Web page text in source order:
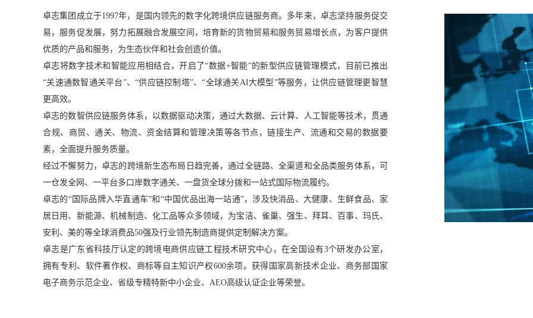
卓志集团成立于1997年，是国内领先的数字化跨境供应链服务商。多年来，卓志坚持服务促交
易，服务促发展，努力拓展融合发展空间，培育新的货物贸易和服务贸易增长点，为客户提供
优质的产品和服务，为生态伙伴和社会创造价值。
卓志将数字技术和智能应用相结合，开启了“数据+智能”的新型供应链管理模式，目前已推出
“关速通数智通关平台”、“供应链控制塔”、“全球通关AI大模型”等服务，让供应链管理更智慧
更高效。
卓志的数智供应链服务体系，以数据驱动决策，通过大数据、云计算、人工智能等技术，贯通
合规、商贸、通关、物流、资金结算和管理决策等各节点，链接生产、流通和交易的数据要
素，全面提升服务质量。
经过不懈努力，卓志的跨境新生态布局日趋完善，通过全链路、全渠道和全品类服务体系，可
一仓发全网、一平台多口岸数字通关、一盘货全球分拨和一站式国际物流履约。
卓志的“国际品牌入华直通车”和“中国优品出海一站通”，涉及快消品、大健康、生鲜食品、家
居日用、新能源、机械制造、化工品等众多领域，为宝洁、雀巢、强生、拜耳、百事、玛氏、
安利、美的等全球消费品50强及行业领先制造商提供定制解决方案。
卓志是广东省科技厅认定的跨境电商供应链工程技术研究中心，在全国设有3个研发办公室，
拥有专利、软件著作权、商标等自主知识产权600余项。获得国家高新技术企业、商务部国家
电子商务示范企业、省级专精特新中小企业、AEO高级认证企业等荣誉。